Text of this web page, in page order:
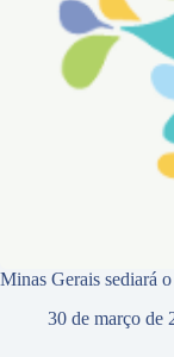
Minas Gerais sediará
30 de março de